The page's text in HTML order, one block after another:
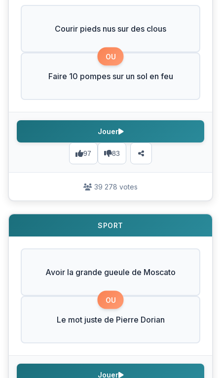
Courir pieds nus sur des clous
OU
Faire 10 pompes sur un sol en feu
97 83
Jouer
39 278 votes
SPORT
Avoir la grande gueule de Moscato
OU
Le mot juste de Pierre Dorian
Jouer